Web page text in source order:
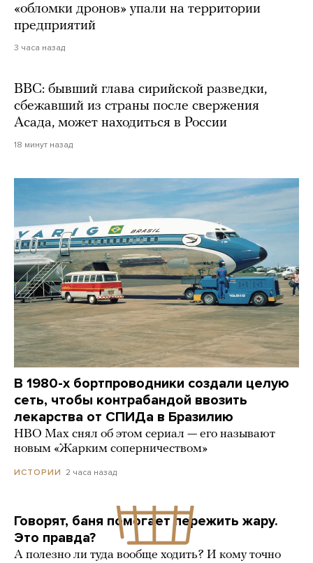
«обломки дронов» упали на территории
предприятий
3 часа назад
BBC: бывший глава сирийской разведки,
сбежавший из страны после свержения
Асада, может находиться в России
18 минут назад
В 1980-х бортпроводники создали целую
сеть, чтобы контрабандой ввозить
лекарства от СПИДа в Бразилию
HBO Max снял об этом сериал — его называют
новым «Жарким соперничеством»
ИСТОРИИ 2 часа назад
Говорят, баня помогает пережить жару.
Это правда?
А полезно ли туда вообще ходить? И кому точно